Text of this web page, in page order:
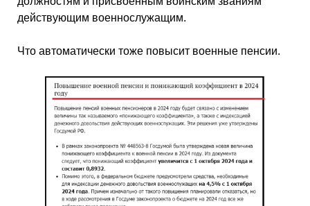
действующим военнослужащим.
Что автоматически тоже повысит военные пенсии.